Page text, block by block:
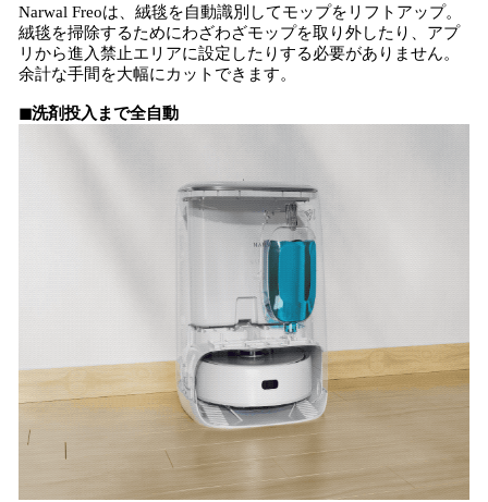
Narwal Freoは、絨毯を自動識別してモップをリフトアップ。
絨毯を掃除するためにわざわざモップを取り外したり、アプ
リから進入禁止エリアに設定したりする必要がありません。
余計な手間を大幅にカットできます。
◼洗剤投入まで全自動